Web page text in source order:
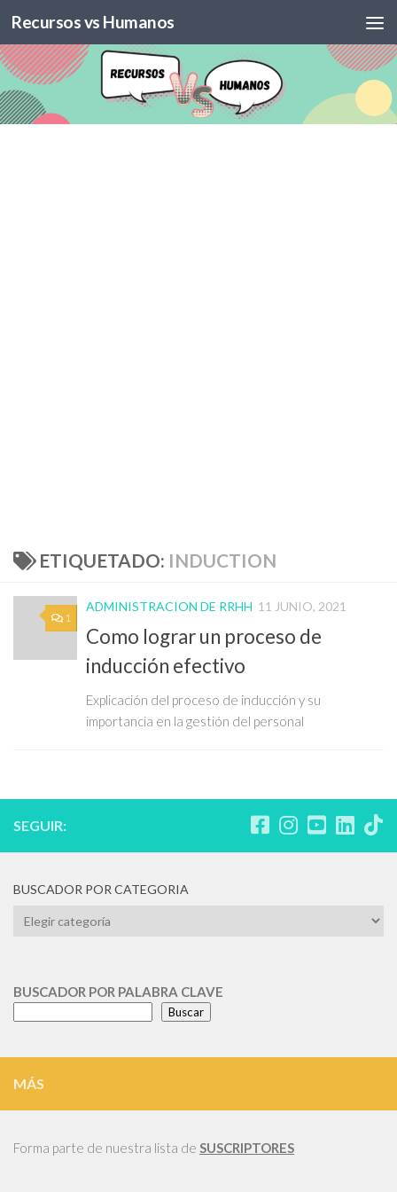
Skip to content
Recursos vs Humanos
ETIQUETADO: INDUCTION
1
ADMINISTRACION DE RRHH 11 JUNIO, 2021
Como lograr un proceso de
inducción efectivo
Explicación del proceso de inducción y su
importancia en la gestión del personal
SEGUIR:
BUSCADOR POR CATEGORIA
BUSCADOR
BUSCADOR POR PALABRA CLAVE
Buscar
MÁS
Forma parte de nuestra lista de SUSCRIPTORES